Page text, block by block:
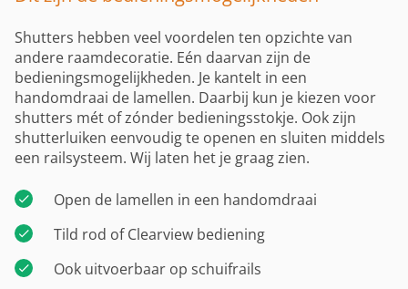
Shutters hebben veel voordelen ten opzichte van
andere raamdecoratie. Eén daarvan zijn de
bedieningsmogelijkheden. Je kantelt in een
handomdraai de lamellen. Daarbij kun je kiezen voor
shutters mét of zónder bedieningsstokje. Ook zijn
shutterluiken eenvoudig te openen en sluiten middels
een railsysteem. Wij laten het je graag zien.
Open de lamellen in een handomdraai
Tild rod of Clearview bediening
Ook uitvoerbaar op schuifrails